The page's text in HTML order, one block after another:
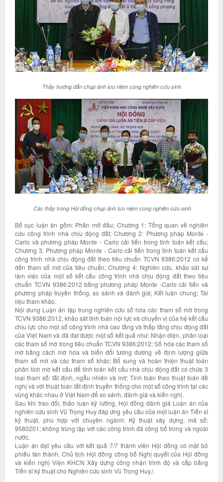
Thầy hướng dẫn chụp ảnh lưu niệm cùng nghiên cứu sinh
Các thầy trong Hội đồng chụp ảnh lưu niệm cùng nghiên cứu sinh
Bố cục luận án gồm: Phần mở đầu; Chương 1: Tổng quan về nghiên
cứu công trình nhà chịu động đất; Chương 2: Phương pháp Monte -
Carlo và phương pháp Monte - Carlo cải tiến trong tính toán kết cấu;
Chương 3: Phương pháp Monte - Carlo cải tiến trong tính toán kết cấu
công trình nhà chịu động đất theo tiêu chuẩn TCVN 9386:2012 có kể
đến tham số mờ của tiêu chuẩn; Chương 4: Nghiên cứu, khảo sát sự
làm việc của một số kết cấu công trình nhà chịu động đất theo tiêu
chuẩn TCVN 9386:2012 bằng phương pháp Monte -Carlo cải tiến và
phương pháp truyền thống, so sánh và đánh giá; Kết luận chung; Tài
liệu tham khảo.
Nội dung Luận án tập trung nghiên cứu số hóa các tham số mờ trong
TCVN 9386:2012, khảo sát tính toán nội lực và chuyển vị của hệ kết cấu
chịu lực cho một số công trình nhà cao tầng và thấp tầng chịu động đất
của Việt Nam và đã đạt được một số kết quả như: Nhận diện, phân loại
các tham số mờ trong tiêu chuẩn TCVN 9386:2012; Số hóa các tham số
mờ bằng cách mờ hóa và biến đổi tương đương về định lượng giữa
tham số mờ và các tham số khác; Bổ sung và hoàn thiện thuật toán
phân tích mờ kết cấu để tính toán kết cấu nhà chịu động đất có chứa 3
loại tham số: tất định, ngẫu nhiên và mờ; Tính toán theo thuật toán đề
nghị và với thuật toán tất định truyền thống cho một số công trình tại các
vùng khác nhau ở Việt Nam để so sánh, đánh giá và kiến nghị.
Sau khi trao đổi, thảo luận kỹ lưỡng, Hội đồng đánh giá Luận án của
nghiên cứu sinh Vũ Trọng Huy đáp ứng yêu cầu của một luận án Tiến sĩ
kỹ thuật, phù hợp với chuyên ngành: Kỹ thuật xây dựng, mã số:
9580201; không trùng lặp với các công trình đã công bố trong và ngoài
nước.
Luận án đạt yêu cầu với kết quả 7/7 thành viên Hội đồng có mặt bỏ
phiếu tán thành, Chủ tịch Hội đồng công bố Nghị quyết của Hội đồng
và kiến nghị Viện KHCN Xây dựng công nhận trình độ và cấp bằng
Tiến sĩ kỹ thuật cho Nghiên cứu sinh Vũ Trọng Huy./.